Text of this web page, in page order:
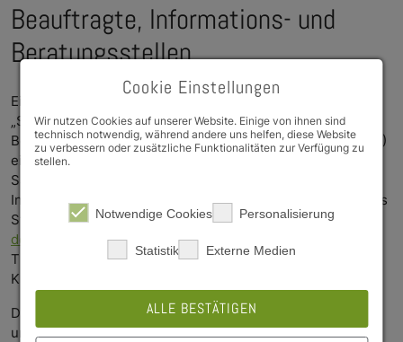
Beauftragte, Informations- und
Beratungsstellen
Eine zentrale hochschulübergreifende Beratungsstelle
„Studium und Behinderung“ für Studierende mit
Behinderung ist beim Deutschen Studierendenwerk (DSW)
eingerichtet worden. Aufgabe der Beratungsstelle ist die
Sammlung, Aufbereitung und Weitergabe aller
Informationen, die für die Aufnahme und Durchführung des
Studiums von Bedeutung sein können. Auf der
Website
des DSW
finden Sie weiterführende Informationen zum
Thema Studieren mit Behinderungen und chronischen
Krankheiten.
Das Handbuch „Studium und Behinderung“ gibt einen
umfassenden Überblick über Studienvorbereitung,
Cookie Einstellungen
Wir nutzen Cookies auf unserer Website. Einige von ihnen sind
technisch notwendig, während andere uns helfen, diese Website
zu verbessern oder zusätzliche Funktionalitäten zur Verfügung zu
stellen.
Notwendige Cookies Personalisierung
Statistik Externe Medien
ALLE BESTÄTIGEN